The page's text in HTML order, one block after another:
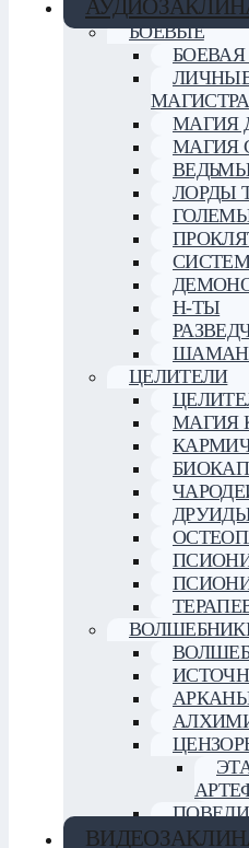
БОЕВЫЕ
МАГИСТРА
МАГИЯ
МАГИЯ
ЛОРДЫ
Н-ТЫ
ЦЕЛИТЕЛИ
МАГИЯ